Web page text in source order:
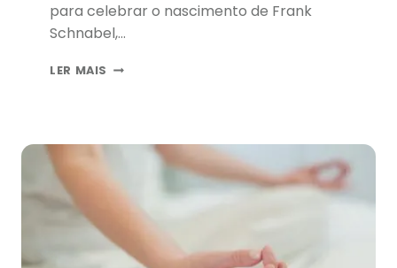
para celebrar o nascimento de Frank
Schnabel,…
LER MAIS DIA